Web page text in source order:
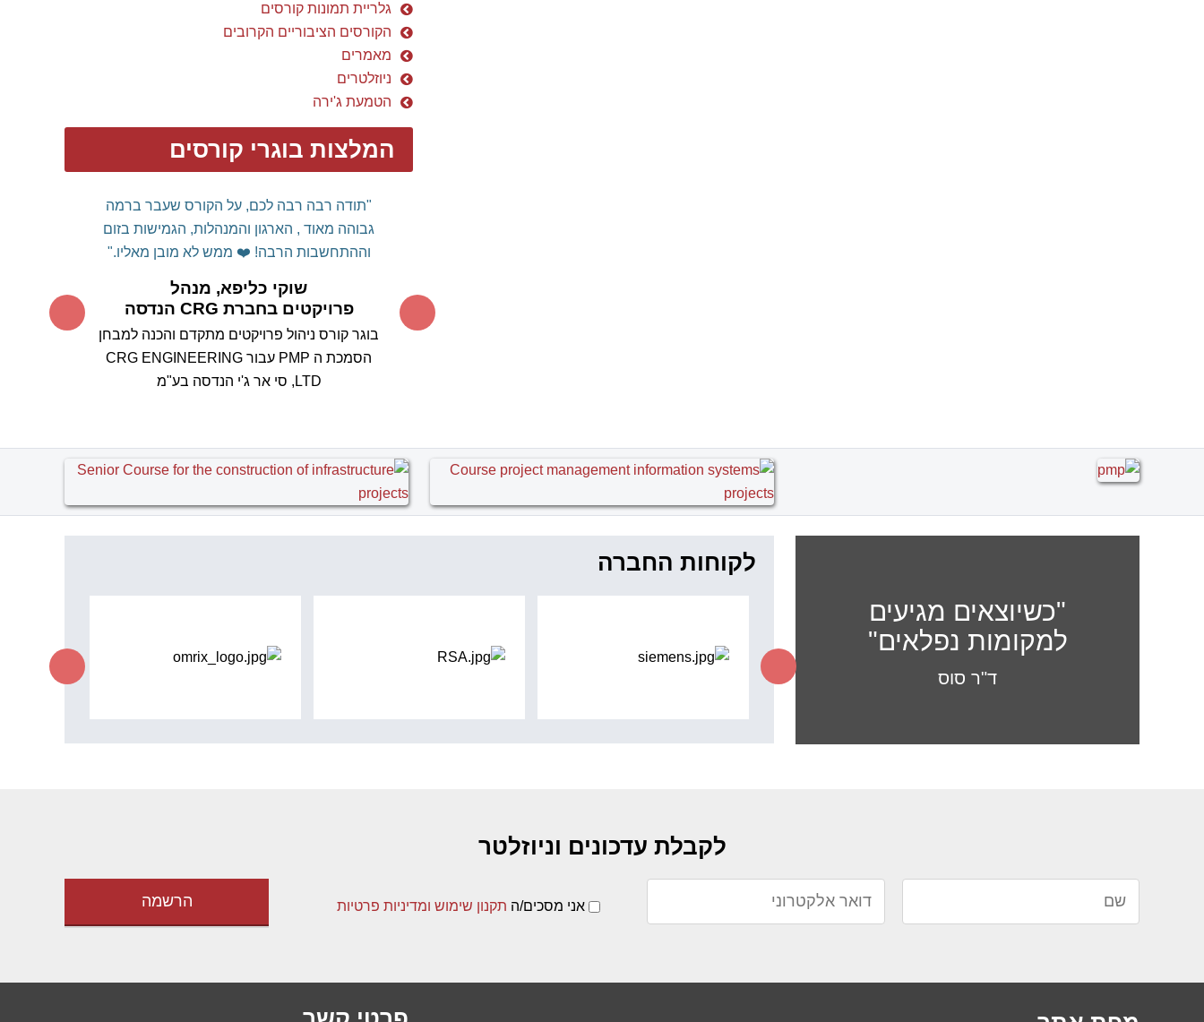
גלריית תמונות קורסים
הקורסים הציבוריים הקרובים
מאמרים
ניוזלטרים
הטמעת ג'ירה
המלצות בוגרי קורסים
"תודה רבה רבה לכם, על הקורס שעבר ברמה
גבוהה מאוד , הארגון והמנהלות, הגמישות בזום
וההתחשבות הרבה! ❤️ ממש לא מובן מאליו."
שוקי כליפא, מנהל
פרויקטים בחברת CRG הנדסה
בוגר קורס ניהול פרויקטים מתקדם והכנה למבחן
הסמכת ה PMP עבור CRG ENGINEERING
LTD, סי אר ג'י הנדסה בע"מ
"כשיוצאים מגיעים
למקומות נפלאים"
ד"ר סוס
לקוחות החברה
לקבלת עדכונים וניוזלטר
אני מסכים/ה תקנון שימוש ומדיניות פרטיות